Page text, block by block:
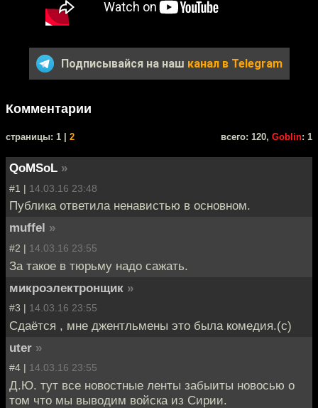
Подписывайся на наш канал в Telegram
Комментарии
cтраницы: 1 | 2 всего: 120, Goblin: 1
QoMSoL »
#1 | 14.03.16 23:48
Публика ответила ненавистью в основном.
muffel »
#2 | 14.03.16 23:55
За такое в тюрьму надо сажать.
микроэлектронщик »
#3 | 14.03.16 23:55
Сдаётся , мне джентльмены это была комедия.(с)
uter »
#4 | 14.03.16 23:55
Д.Ю. тут все новостные ленты забыиты новосью о
том что мы выводим войска из Сирии.